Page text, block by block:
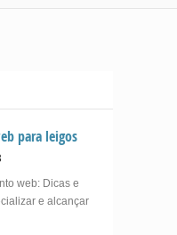
para leigos
web: Dicas e
e alcançar